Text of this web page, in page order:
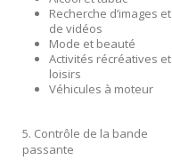
Recherche d’images et
de vidéos
Mode et beauté
Activités récréatives et
loisirs
Véhicules à moteur
5. Contrôle de la bande
passante